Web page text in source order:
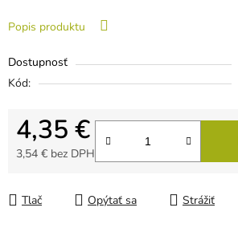
Popis produktu
Dostupnosť
Kód:
4,35 €
3,54 € bez DPH
Tlač Opýtať sa Strážiť